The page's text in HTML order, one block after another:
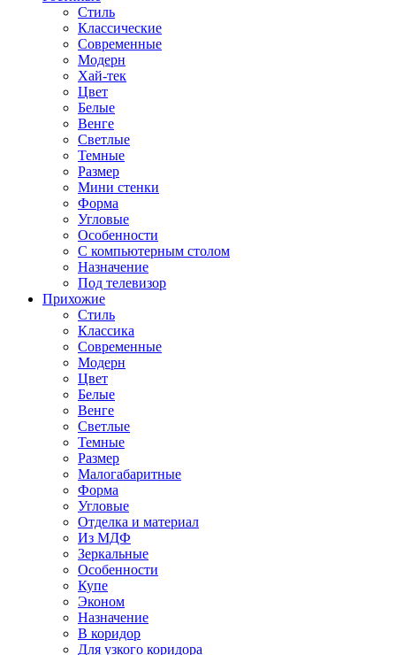
Стиль
Классические
Современные
Модерн
Хай-тек
Цвет
Белые
Венге
Светлые
Темные
Размер
Мини стенки
Форма
Угловые
Особенности
С компьютерным столом
Назначение
Под телевизор
Прихожие
Стиль
Классика
Современные
Модерн
Цвет
Белые
Венге
Светлые
Темные
Размер
Малогабаритные
Форма
Угловые
Отделка и материал
Из МДФ
Зеркальные
Особенности
Купе
Эконом
Назначение
В коридор
Для узкого коридора